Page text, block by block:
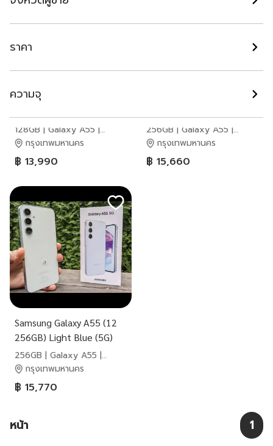
Samsung Galaxy A55
128GB | Galaxy A55 |
Samsung
กรุงเทพมหานคร
฿ 13,990
256GB | Galaxy A55 |
Samsung
กรุงเทพมหานคร
฿ 15,660
Samsung Galaxy A55 (12
256GB) Light Blue (5G)
256GB | Galaxy A55 |
Samsung
กรุงเทพมหานคร
฿ 15,770
หน้า 1
ราคา
ความจุ